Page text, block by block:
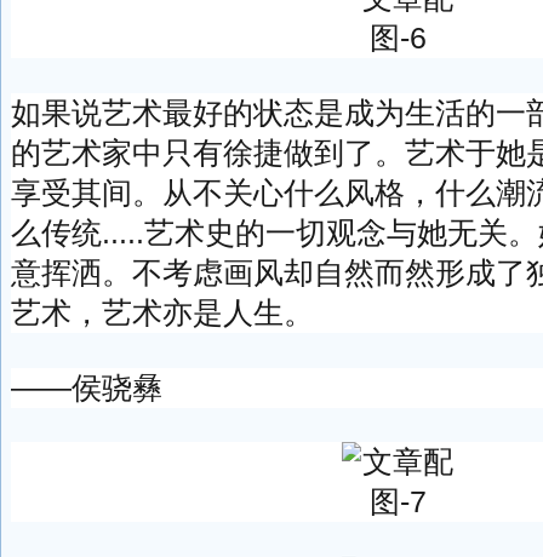
如果说艺术最好的状态是成为生活的一
的艺术家中只有徐捷做到了。艺术于她
享受其间。从不关心什么风格，什么潮
么传统.....艺术史的一切观念与她无关
意挥洒。不考虑画风却自然而然形成了
艺术，艺术亦是人生。
——侯骁彝